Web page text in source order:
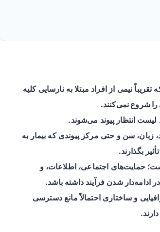
نیمی از افراد مبتلا به نارسایی کلیه
را شروع نمی‌کنند.
لیست انتظار پیوند می‌شوند.
سن و حتی مرکز پیوندی که بیمار به
بگذارند.
حمایت‌های اجتماعی، اطلاعات، و
شدن فرآیند داشته باشد.
و ساختاری احتمالاً مانع دسترسی